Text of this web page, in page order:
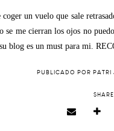
un vuelo que sale
me cierran los ojos no
es un must para mi.
PUBLICADO POR PATRI